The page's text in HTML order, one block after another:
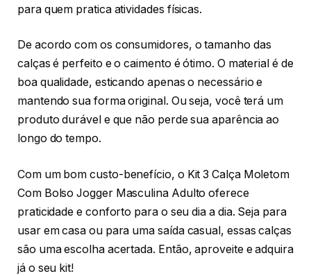
para quem pratica atividades físicas.
De acordo com os consumidores, o tamanho das
calças é perfeito e o caimento é ótimo. O material é de
boa qualidade, esticando apenas o necessário e
mantendo sua forma original. Ou seja, você terá um
produto durável e que não perde sua aparência ao
longo do tempo.
Com um bom custo-benefício, o Kit 3 Calça Moletom
Com Bolso Jogger Masculina Adulto oferece
praticidade e conforto para o seu dia a dia. Seja para
usar em casa ou para uma saída casual, essas calças
são uma escolha acertada. Então, aproveite e adquira
já o seu kit!